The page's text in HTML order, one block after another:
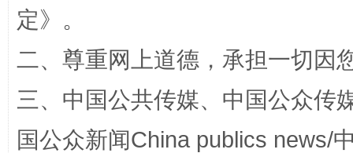
定》。
二、尊重网上道德，承担一切因
三、中国公共传媒、中国公众传
国公众新闻China publics news/